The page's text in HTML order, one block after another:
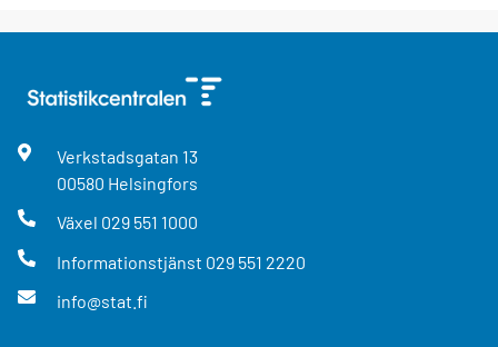
Verkstadsgatan 13
00580 Helsingfors
Växel 029 551 1000
Informationstjänst 029 551 2220
info@stat.fi